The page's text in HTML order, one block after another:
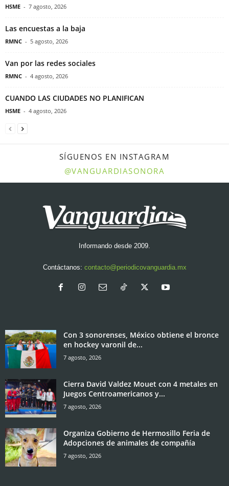
HSME - 7 agosto, 2026
Las encuestas a la baja
RMNC - 5 agosto, 2026
Van por las redes sociales
RMNC - 4 agosto, 2026
CUANDO LAS CIUDADES NO PLANIFICAN
HSME - 4 agosto, 2026
SÍGUENOS EN INSTAGRAM
@VANGUARDIASONORA
Informando desde 2009.
Contáctanos: contacto@periodicovanguardia.mx
Con 3 sonorenses, México obtiene el bronce
en hockey varonil de...
7 agosto, 2026
Cierra David Valdez Mouet con 4 metales en
Juegos Centroamericanos y...
7 agosto, 2026
Organiza Gobierno de Hermosillo Feria de
Adopciones de animales de compañía
7 agosto, 2026